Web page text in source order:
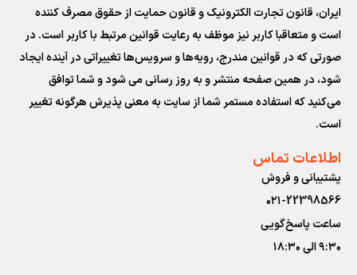
ایران، قانون تجارت الکترونیک و قانون حمایت از حقوق مصرف کننده
است و متعاقبا کاربر نیز موظف به رعایت قوانین مرتبط با کاربر است. در
صورتی که در قوانین مندرج، رویه‏‌ها و سرویس‏‌ها تغییراتی در آینده ایجاد
شود، در همین صفحه منتشر و به روز رسانی می شود و شما توافق
می‏‌کنید که استفاده مستمر شما از سایت به معنی پذیرش هرگونه تغییر
است.
اطلاعات تماس
پشتیبانی و فروش
۰۲۱-22398566
ساعت پاسخ‌گویی
۹:۳۰ الی ۱۸:۳۰